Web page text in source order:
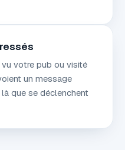
votre pub ou visité
un message
que se déclenchent